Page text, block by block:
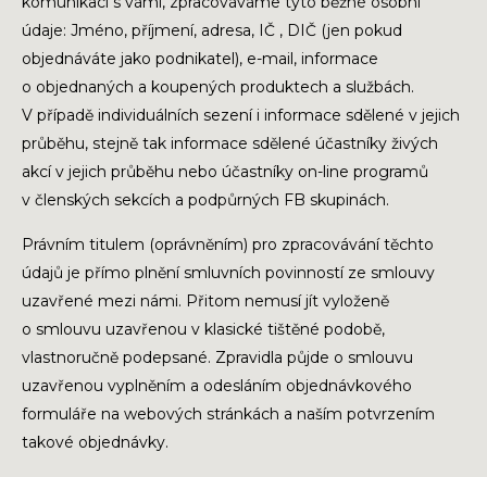
údaje: Jméno, příjmení, adresa, IČ , DIČ (jen pokud
objednáváte jako podnikatel), e-mail, informace
o objednaných a koupených produktech a službách.
V případě individuálních sezení i informace sdělené v jejich
průběhu, stejně tak informace sdělené účastníky živých
akcí v jejich průběhu nebo účastníky on-line programů
v členských sekcích a podpůrných FB skupinách.
Právním titulem (oprávněním) pro zpracovávání těchto
údajů je přímo plnění smluvních povinností ze smlouvy
uzavřené mezi námi. Přitom nemusí jít vyloženě
o smlouvu uzavřenou v klasické tištěné podobě,
vlastnoručně podepsané. Zpravidla půjde o smlouvu
uzavřenou vyplněním a odesláním objednávkového
formuláře na webových stránkách a naším potvrzením
takové objednávky.